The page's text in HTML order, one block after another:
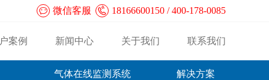
18166600150 / 400-178-0085
微信客服
案例 新闻中心 关于我们 联系我们
气体在线监测系统 解决方案